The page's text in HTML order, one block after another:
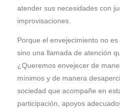
atender sus necesidades con
improvisaciones.
Porque el envejecimiento no
sino una llamada de atención
¿Queremos envejecer de
mínimos y de manera
sociedad que acompañe en
participación, apoyos